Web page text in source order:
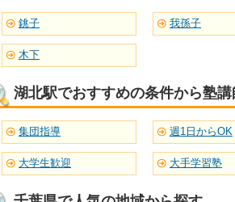
銚子 我孫子
木下
湖北駅でおすすめの条件から塾
集団指導 週1日からOK
大学生歓迎 大手学習塾